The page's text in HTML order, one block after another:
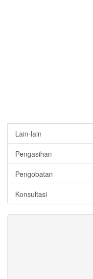
Lain-lain
Pengasihan
Pengobatan
Konsultasi